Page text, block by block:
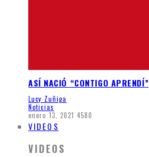
ASÍ NACIÓ “CONTIGO APRENDÍ”
Lucy Zuñiga
Noticias
enero 13, 2021 4580
VIDEOS
VIDEOS